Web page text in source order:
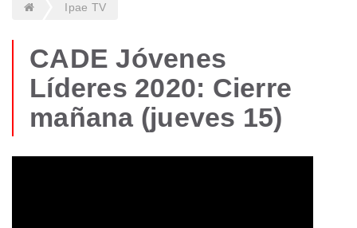
Ipae TV
CADE Jóvenes
Líderes 2020: Cierre
mañana (jueves 15)